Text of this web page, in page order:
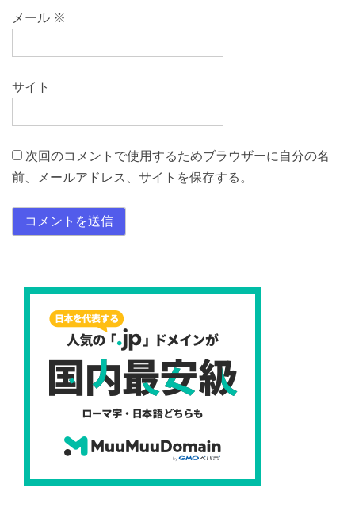
メール ※
サイト
次回のコメントで使用するためブラウザーに自分の名
前、メールアドレス、サイトを保存する。